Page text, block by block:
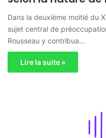
Dans la deuxième moitié du
sujet central de
Rousseau y contribua…
Lire la suite »